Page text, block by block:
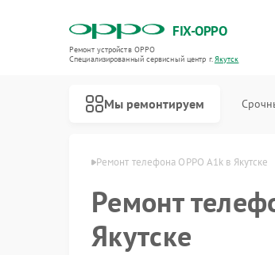
FIX-OPPO
Ремонт устройств OPPO
Специализированный cервисный центр г.Якутск
Мы ремонтируем
Ремонт телефона OPPO A1k в Якутске
Ремонт
Якутске